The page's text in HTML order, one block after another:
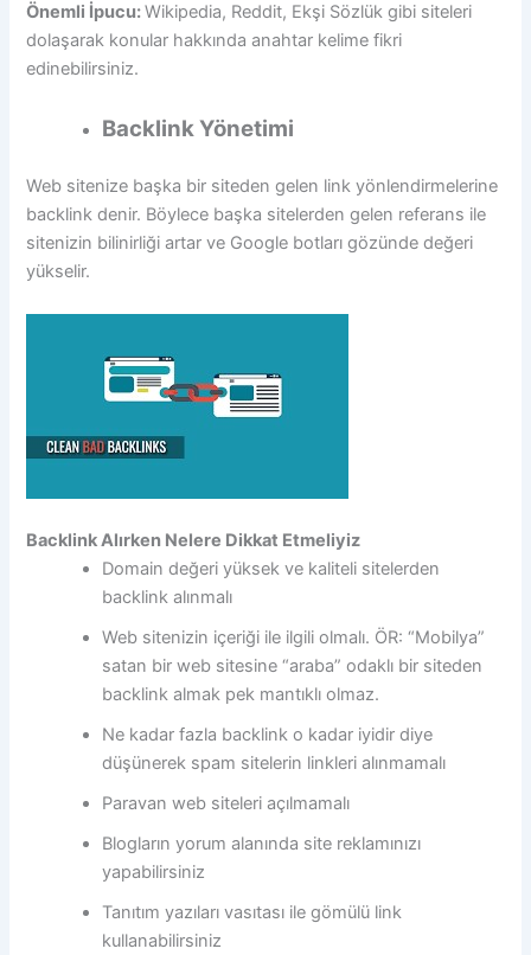
Önemli İpucu:Wikipedia, Reddit, Ekşi Sözlük gibi siteleri
dolaşarak konular hakkında anahtar kelime fikri
edinebilirsiniz.
Backlink Yönetimi
Web sitenize başka bir siteden gelen link yönlendirmelerine
backlink denir. Böylece başka sitelerden gelen referans ile
sitenizin bilinirliği artar ve Google botları gözünde değeri
yükselir.
Backlink Alırken Nelere Dikkat Etmeliyiz
Domain değeri yüksek ve kaliteli sitelerden
backlink alınmalı
Web sitenizin içeriği ile ilgili olmalı. ÖR: “Mobilya”
satan bir web sitesine “araba” odaklı bir siteden
backlink almak pek mantıklı olmaz.
Ne kadar fazla backlink o kadar iyidir diye
düşünerek spam sitelerin linkleri alınmamalı
Paravan web siteleri açılmamalı
Blogların yorum alanında site reklamınızı
yapabilirsiniz
Tanıtım yazıları vasıtası ile gömülü link
kullanabilirsiniz